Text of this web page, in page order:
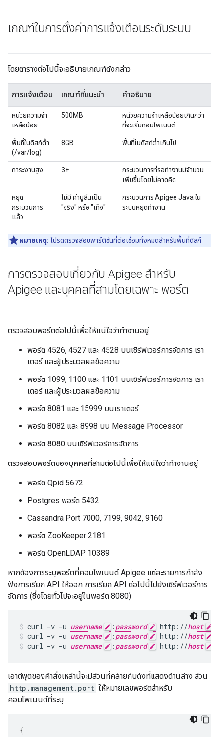
เกณฑ์ในการตั้งค่าการแจ้งเตือนระดับระบบ
โดยตารางต่อไปนี้จะอธิบายเกณฑ์ดังกล่าว
การแจ้งเตือน เกณฑ์ที่แนะนำ คำอธิบาย
หน่วยความจำ
เหลือน้อย
500MB
หน่วยความจำเหลือน้อยเกินกว่า
ที่จะเริ่มคอมโพเนนต์
พื้นที่ในดิสก์ต่ำ
(/var/log)
8GB พื้นที่ในดิสก์ต่ำเกินไป
ภาระงานสูง 3+
กระบวนการที่รอทำงานมีจำนวน
เพิ่มขึ้นโดยไม่คาดคิด
หยุด
กระบวนการ
แล้ว
ไม่มี ค่าบูลีนเป็น
"จริง" หรือ "เท็จ"
กระบวนการ Apigee Java ใน
ระบบหยุดทำงาน
หมายเหตุ: โปรดตรวจสอบพาร์ติชันที่ต่อเชื่อมทั้งหมดสำหรับพื้นที่ดิสก์
การตรวจสอบเกี่ยวกับ Apigee สำหรับ
Apigee และบุคคลที่สามโดยเฉพาะ พอร์ต
ตรวจสอบพอร์ตต่อไปนี้เพื่อให้แน่ใจว่าทำงานอยู่
พอร์ต 4526, 4527 และ 4528 บนเซิร์ฟเวอร์การจัดการ เรา
เตอร์ และผู้ประมวลผลข้อความ
พอร์ต 1099, 1100 และ 1101 บนเซิร์ฟเวอร์การจัดการ เรา
เตอร์ และผู้ประมวลผลข้อความ
พอร์ต 8081 และ 15999 บนเราเตอร์
พอร์ต 8082 และ 8998 บน Message Processor
พอร์ต 8080 บนเซิร์ฟเวอร์การจัดการ
ตรวจสอบพอร์ตของบุคคลที่สามต่อไปนี้เพื่อให้แน่ใจว่าทำงานอยู่
พอร์ต Qpid 5672
Postgres พอร์ต 5432
Cassandra Port 7000, 7199, 9042, 9160
พอร์ต ZooKeeper 2181
พอร์ต OpenLDAP 10389
หากต้องการระบุพอร์ตที่คอมโพเนนต์ Apigee แต่ละรายการกำลัง
ฟังการเรียก API ให้ออก การเรียก API ต่อไปนี้ไปยังเซิร์ฟเวอร์การ
จัดการ (ซึ่งโดยทั่วไปจะอยู่ในพอร์ต 8080)
curl -v -u username : password http://host
curl -v -u username : password http://host
curl -v -u username : password http://host
เอาต์พุตของคำสั่งเหล่านี้จะมีส่วนที่คล้ายกับดังที่แสดงด้านล่าง ส่วน
http.management.port ให้หมายเลขพอร์ตสำหรับ
คอมโพเนนต์ที่ระบุ
{